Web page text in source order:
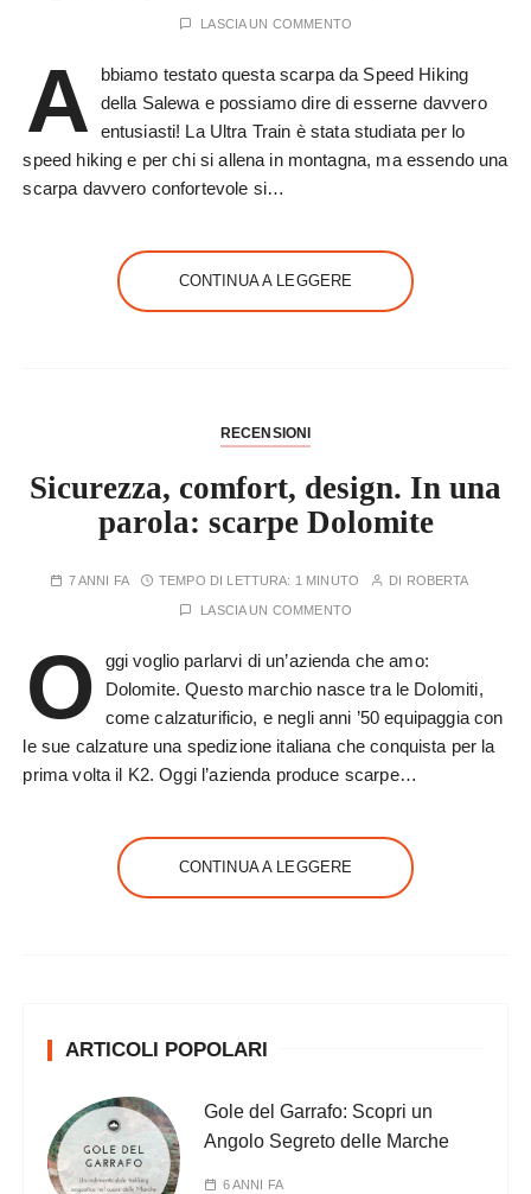
LASCIA UN COMMENTO
A
bbiamo testato questa scarpa da Speed Hiking
della Salewa e possiamo dire di esserne davvero
entusiasti! La Ultra Train è stata studiata per lo
speed hiking e per chi si allena in montagna, ma essendo una
scarpa davvero confortevole si…
CONTINUA A LEGGERE
RECENSIONI
Sicurezza, comfort, design. In una
parola: scarpe Dolomite
7 ANNI FA TEMPO DI LETTURA: 1 MINUTO DI ROBERTA
LASCIA UN COMMENTO
O
ggi voglio parlarvi di un’azienda che amo:
Dolomite. Questo marchio nasce tra le Dolomiti,
come calzaturificio, e negli anni ’50 equipaggia con
le sue calzature una spedizione italiana che conquista per la
prima volta il K2. Oggi l’azienda produce scarpe…
CONTINUA A LEGGERE
ARTICOLI POPOLARI
Gole del Garrafo: Scopri un
Angolo Segreto delle Marche
6 ANNI FA